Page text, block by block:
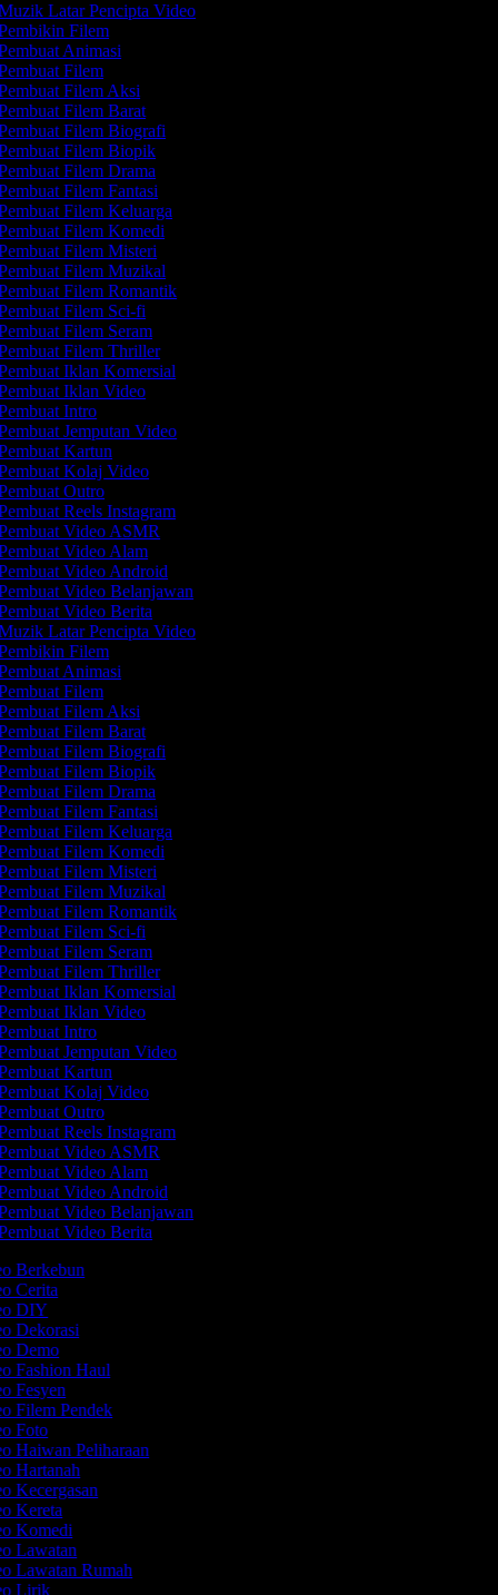
Latar Pencipta Video
Filem
Animasi
Filem
Filem Aksi
Filem Barat
Filem Biografi
Filem Biopik
Filem Drama
Filem Fantasi
Filem Keluarga
Filem Komedi
Filem Misteri
Filem Muzikal
Filem Romantik
Filem Sci-fi
Filem Seram
Filem Thriller
Iklan Komersial
Iklan Video
Intro
Jemputan Video
Kartun
Kolaj Video
Outro
Reels Instagram
Video ASMR
Video Alam
Video Android
Video Belanjawan
Video Berita
Latar Pencipta Video
Filem
Animasi
Filem
Filem Aksi
Filem Barat
Filem Biografi
Filem Biopik
Filem Drama
Filem Fantasi
Filem Keluarga
Filem Komedi
Filem Misteri
Filem Muzikal
Filem Romantik
Filem Sci-fi
Filem Seram
Filem Thriller
Iklan Komersial
Iklan Video
Intro
Jemputan Video
Kartun
Kolaj Video
Outro
Reels Instagram
Video ASMR
Video Alam
Video Android
Video Belanjawan
Video Berita
Berkebun
Cerita
DIY
Dekorasi
Demo
Fashion Haul
Fesyen
Filem Pendek
Foto
Haiwan Peliharaan
Hartanah
Kecergasan
Kereta
Komedi
Lawatan
Lawatan Rumah
Lirik